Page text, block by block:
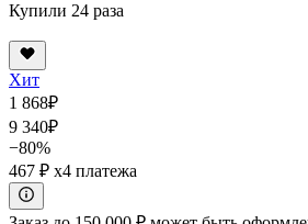
Купили 24 раза
Хит
1 868₽
9 340₽
−80%
467 ₽ x4 платежа